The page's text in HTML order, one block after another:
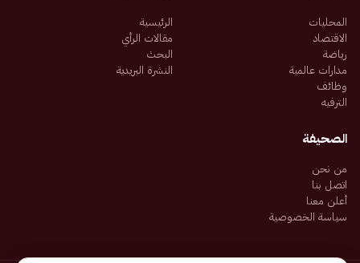
المحليات
الاقتصاد
رياضة
مدارات عالمية
وظائف
الترفيه
الرئيسية
مقالات الرأي
البحث
النشرة البريدية
الصحيفة
من نحن
اتصل بنا
أعلن معنا
سياسة الخصوصية